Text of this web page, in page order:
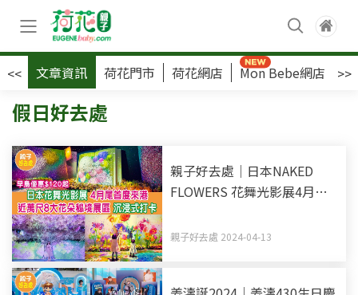
<< 文章資訊 荷花門市 荷花網店 Mon Bebe網店 >>
假日好去處
親子好去處｜日本NAKED
FLOWERS 花舞光影展4月尾
展區 沉浸式打卡
親子好去處 2024-04-13